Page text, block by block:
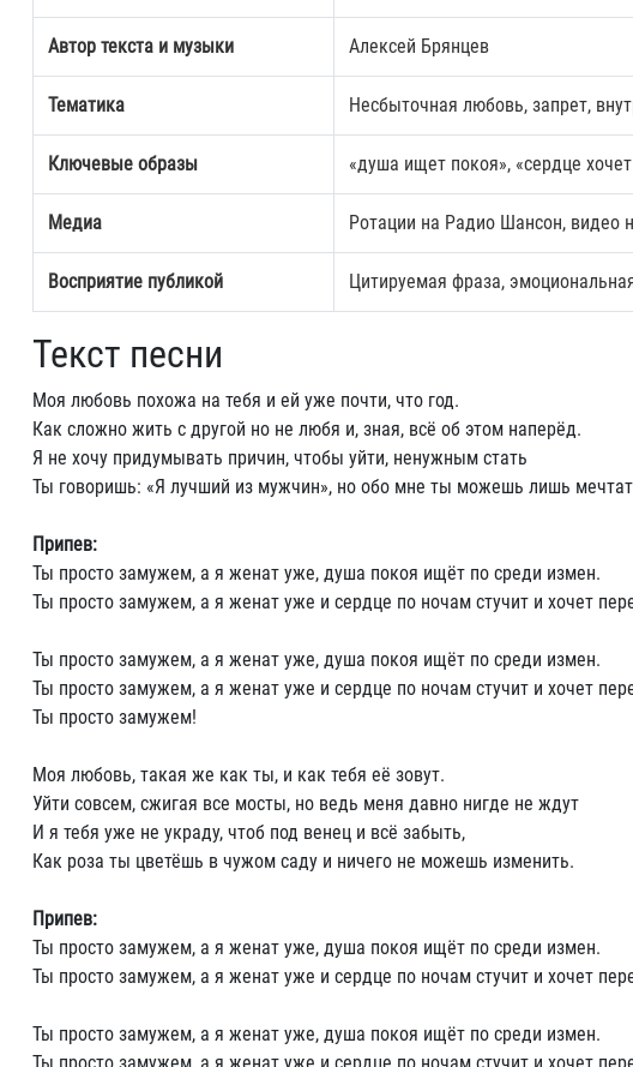
Автор текста и музыки Алексей Брянцев
Тематика Несбыточная любовь, запрет,
Ключевые образы «душа ищет покоя», «сердце
Медиа Ротации на Радио Шансон, видео
Восприятие публикой Цитируемая фраза,
Текст песни
Моя любовь похожа на тебя и ей уже почти, что год.
Как сложно жить с другой но не любя и, зная, всё об этом наперёд.
Я не хочу придумывать причин, чтобы уйти, ненужным стать
Ты говоришь: «Я лучший из мужчин», но обо мне ты можешь лишь
Припев:
Ты просто замужем, а я женат уже, душа покоя ищёт по среди измен.
Ты просто замужем, а я женат уже и сердце по ночам стучит и хочет
Ты просто замужем, а я женат уже, душа покоя ищёт по среди измен.
Ты просто замужем, а я женат уже и сердце по ночам стучит и хочет
Ты просто замужем!
Моя любовь, такая же как ты, и как тебя её зовут.
Уйти совсем, сжигая все мосты, но ведь меня давно нигде не ждут
И я тебя уже не украду, чтоб под венец и всё забыть,
Как роза ты цветёшь в чужом саду и ничего не можешь изменить.
Припев:
Ты просто замужем, а я женат уже, душа покоя ищёт по среди измен.
Ты просто замужем, а я женат уже и сердце по ночам стучит и хочет
Ты просто замужем, а я женат уже, душа покоя ищёт по среди измен.